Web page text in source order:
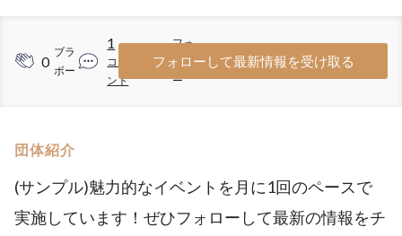
0
ブラ
ボー
1
コメ
ント
1
フォ
ロワ
ー
フォローして最新情報を受け取る
団体紹介
(サンプル)魅力的なイベントを月に1回のペースで
実施しています！ぜひフォローして最新の情報をチ